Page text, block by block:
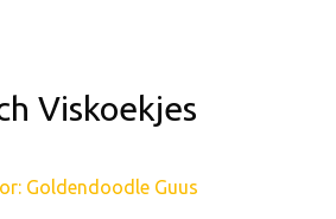
Viskoekjes
Goldendoodle Guus